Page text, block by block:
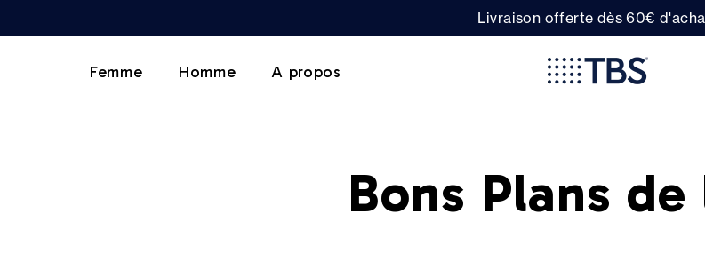
Livraison offerte dès 60€
Femme Homme A propos
Bons Plans